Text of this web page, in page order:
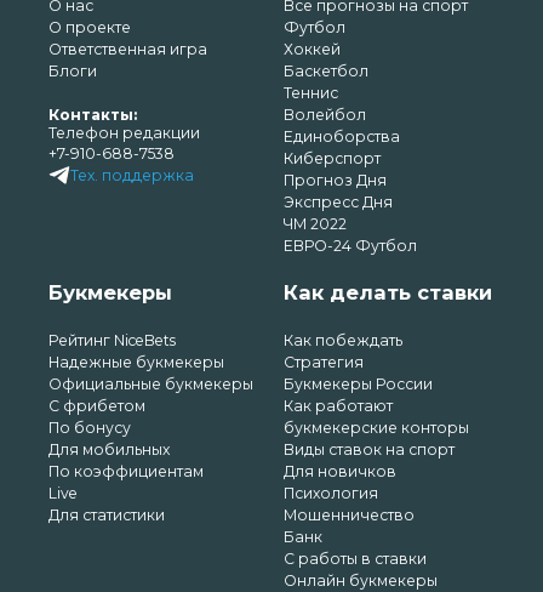
О нас
О проекте
Ответственная игра
Блоги
Контакты:
Телефон редакции
+7-910-688-7538
Тех. поддержка
Все прогнозы на спорт
Футбол
Хоккей
Баскетбол
Теннис
Волейбол
Единоборства
Киберспорт
Прогноз Дня
Экспресс Дня
ЧМ 2022
ЕВРО-24 Футбол
Букмекеры
Рейтинг NiceBets
Надежные букмекеры
Официальные букмекеры
С фрибетом
По бонусу
Для мобильных
По коэффициентам
Live
Для статистики
Как делать ставки
Как побеждать
Стратегия
Букмекеры России
Как работают
букмекерские конторы
Виды ставок на спорт
Для новичков
Психология
Мошенничество
Банк
С работы в ставки
Онлайн букмекеры